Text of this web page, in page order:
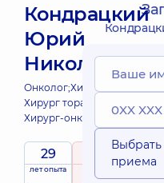
Кондрацкий
Юрий
Николаевич
Онколог;Хирург;
Хирург торакальный;
Хирург-онколог;
29
лет опыта
5 / 5
на основе
18 отзывов
приема